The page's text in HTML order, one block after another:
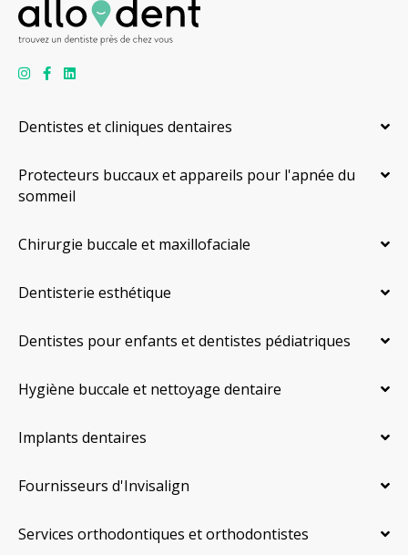
Dentistes et cliniques dentaires
Protecteurs buccaux et appareils pour l'apnée du
sommeil
Chirurgie buccale et maxillofaciale
Dentisterie esthétique
Dentistes pour enfants et dentistes pédiatriques
Hygiène buccale et nettoyage dentaire
Implants dentaires
Fournisseurs d'Invisalign
Services orthodontiques et orthodontistes